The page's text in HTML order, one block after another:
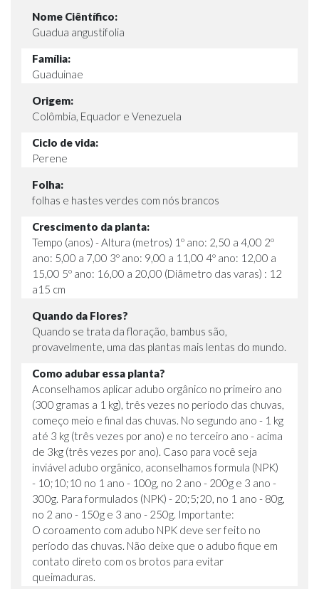
Nome Ciêntífico:
Guadua angustifolia
Família:
Guaduinae
Origem:
Colômbia, Equador e Venezuela
Ciclo de vida:
Perene
Folha:
folhas e hastes verdes com nós brancos
Crescimento da planta:
Tempo (anos) - Altura (metros) 1º ano: 2,50 a 4,00 2º
ano: 5,00 a 7,00 3º ano: 9,00 a 11,00 4º ano: 12,00 a
15,00 5º ano: 16,00 a 20,00 (Diâmetro das varas) : 12
a15 cm
Quando da Flores?
Quando se trata da floração, bambus são,
provavelmente, uma das plantas mais lentas do mundo.
Como adubar essa planta?
Aconselhamos aplicar adubo orgânico no primeiro ano
(300 gramas a 1 kg), três vezes no período das chuvas,
começo meio e final das chuvas. No segundo ano - 1 kg
até 3 kg (três vezes por ano) e no terceiro ano - acima
de 3kg (três vezes por ano). Caso para você seja
inviável adubo orgânico, aconselhamos formula (NPK)
- 10;10;10 no 1 ano - 100g, no 2 ano - 200g e 3 ano -
300g. Para formulados (NPK) - 20;5;20, no 1 ano - 80g,
no 2 ano - 150g e 3 ano - 250g. Importante:
O coroamento com adubo NPK deve ser feito no
período das chuvas. Não deixe que o adubo fique em
contato direto com os brotos para evitar
queimaduras.